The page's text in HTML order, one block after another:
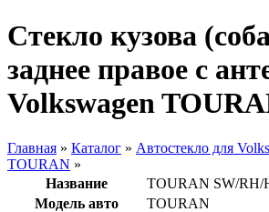
Стекло кузова
заднее правое с
Volkswagen
Главная » Каталог » Автостекло для
TOURAN »
Название
TOURAN SW/RH/
Модель авто
TOURAN